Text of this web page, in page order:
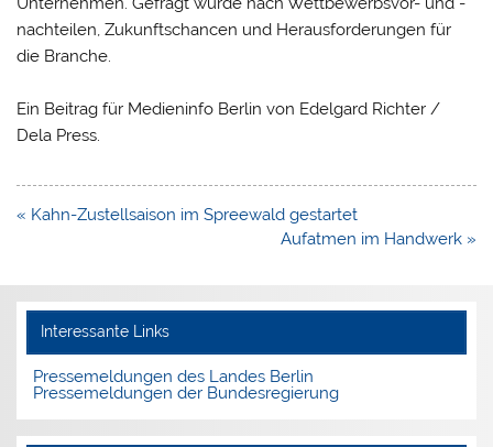
nachteilen, Zukunftschancen und Herausforderungen für
die Branche.
Ein Beitrag für Medieninfo Berlin von Edelgard Richter /
Dela Press.
Beitragsnavigation
« Kahn-Zustellsaison im Spreewald gestartet
Aufatmen im Handwerk »
Interessante Links
Pressemeldungen des Landes Berlin
Pressemeldungen der Bundesregierung